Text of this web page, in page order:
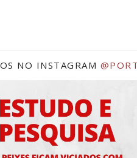
NO INSTAGRAM